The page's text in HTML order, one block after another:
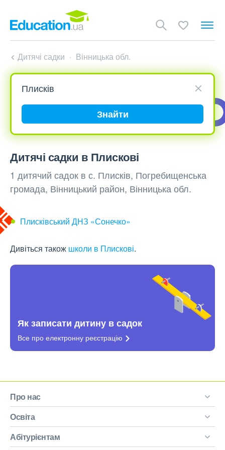
Дитячі садки Вінницька обл.
Знайти
Дитячі садки в Плискові
1 дитячий садок в с. Плисків, Погребищенська
громада, Вінницький район, Вінницька обл.
Плисківський ДНЗ «Сонечко»
Дивіться також школи в Плискові.
Як записати дитину в садок
Все про електронну реєстрацію
Про нас
Освіта
Абітурієнтам